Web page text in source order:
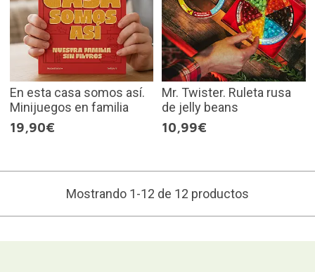
En esta casa somos así.
Minijuegos en familia
19,90€
Mr. Twister. Ruleta rusa
de jelly beans
10,99€
Mostrando 1-12 de 12 productos